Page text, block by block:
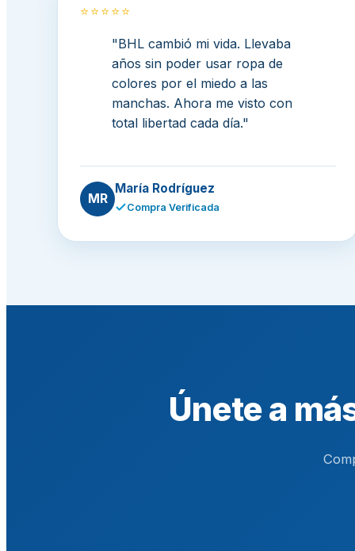
⭐⭐⭐⭐⭐
"BHL cambió mi vida. Llevaba
años sin poder usar ropa de
colores por el miedo a las
manchas. Ahora me visto con
total libertad cada día."
MR
María Rodríguez
Compra Verificada
Únete a